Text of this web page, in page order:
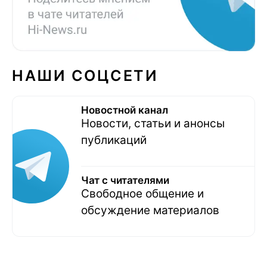
НАШИ СОЦСЕТИ
Новостной канал
Новости, статьи и анонсы
публикаций
Чат с читателями
Свободное общение и
обсуждение материалов